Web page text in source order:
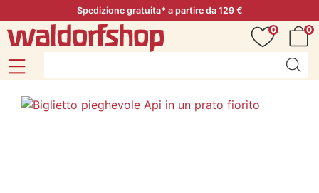
Spedizione gratuita* a partire da 129 €
0
0